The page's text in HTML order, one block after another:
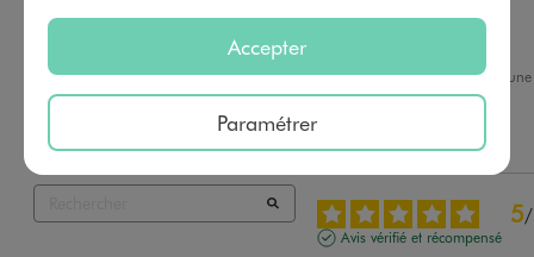
1
Avis du05/08/2026 , suite à
22/07/2026 parSandrine D.
5/
Avis vérifié et récompensé
Accepter
Paramétrer